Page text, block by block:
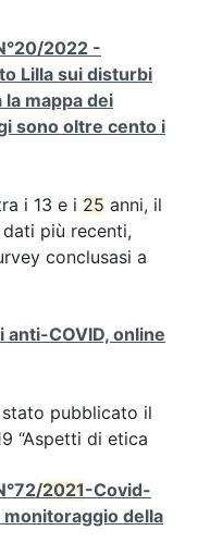
2022 -
Lilla sui disturbi
mappa dei
sono oltre cento i
i 13 e i 25 anni, il
dati più recenti,
conclusasi a
anti-COVID, online
pubblicato il
“Aspetti di etica
2021-Covid-
della